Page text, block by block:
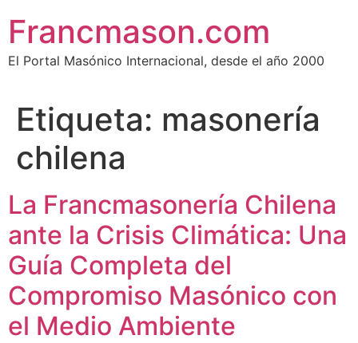
Francmason.com
El Portal Masónico Internacional, desde el año 2000
Etiqueta: masonería
chilena
La Francmasonería Chilena
ante la Crisis Climática: Una
Guía Completa del
Compromiso Masónico con
el Medio Ambiente